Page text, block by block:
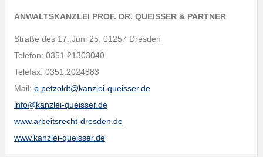
ANWALTSKANZLEI PROF. DR. QUEISSER & PARTNER
Straße des 17. Juni 25, 01257 Dresden
Telefon: 0351.21303040
Telefax: 0351.2024883
Mail: b.petzoldt@kanzlei-queisser.de
info@kanzlei-queisser.de
www.arbeitsrecht-dresden.de
www.kanzlei-queisser.de